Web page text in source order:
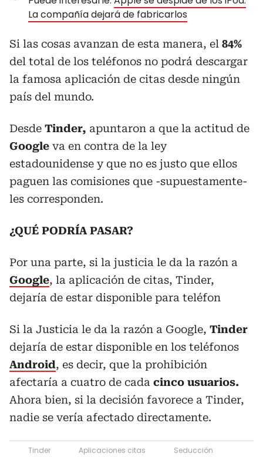
La compañía dejará de fabricarlos
Si las cosas avanzan de esta manera, el 84%
del total de los teléfonos no podrá descargar
la famosa aplicación de citas desde ningún
país del mundo.
Desde Tinder, apuntaron a que la actitud de
Google va en contra de la ley
estadounidense y que no es justo que ellos
paguen las comisiones que -supuestamente-
les corresponden.
¿QUÉ PODRÍA PASAR?
Por una parte, si la justicia le da la razón a
Google, la aplicación de citas, Tinder,
dejaría de estar disponible para teléfon
Si la Justicia le da la razón a Google, Tinder
dejaría de estar disponible en los teléfonos
Android, es decir, que la prohibición
afectaría a cuatro de cada cinco usuarios.
Ahora bien, si la decisión favorece a Tinder,
nadie se vería afectado directamente.
Tinder Aplicaciones citas Seducción